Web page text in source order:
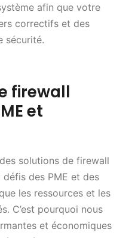
afin que votre
correctifs et des
sécurité.
firewall
et
solutions de firewall
des PME et des
les ressources et les
C’est pourquoi nous
et économiques